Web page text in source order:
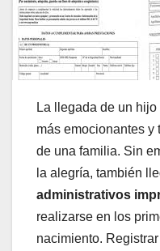
La llegada de un
más emocionantes y
de una familia. Sin
la alegría, también
administrativos
realizarse en los
nacimiento.